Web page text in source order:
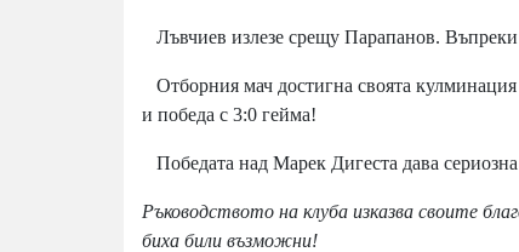
Лъвчиев излезе срещу Парапанов. Въпреки
Отборния мач достигна своята
и победа с 3:0 гейма!
Победата над Марек Дигеста дава сериозна
Ръководството на клуба изказва своите
биха били възможни!